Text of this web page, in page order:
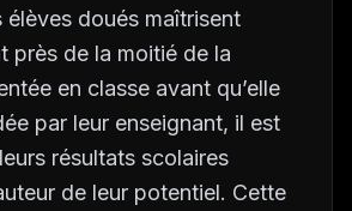
élèves doués maîtrisent
près de la moitié de la
en classe avant qu’elle
par leur enseignant, il est
résultats scolaires
de leur potentiel. Cette